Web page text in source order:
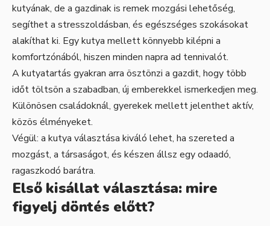
kutyának, de a gazdinak is remek mozgási lehetőség,
segíthet a stresszoldásban, és egészséges szokásokat
alakíthat ki. Egy kutya mellett könnyebb kilépni a
komfortzónából, hiszen minden napra ad tennivalót.
A kutyatartás gyakran arra ösztönzi a gazdit, hogy több
időt töltsön a szabadban, új emberekkel ismerkedjen meg.
Különösen családoknál, gyerekek mellett jelenthet aktív,
közös élményeket.
Végül: a kutya választása kiváló lehet, ha szereted a
mozgást, a társaságot, és készen állsz egy odaadó,
ragaszkodó barátra.
Első kisállat választása: mire
figyelj döntés előtt?